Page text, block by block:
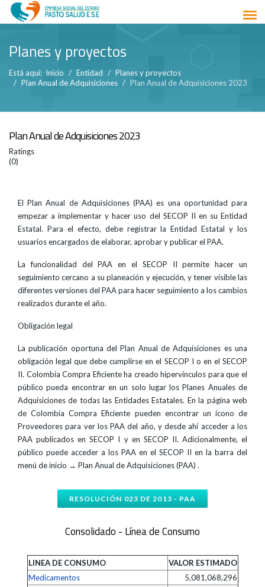
Planes y proyectos
Está aquí: Inicio Entidad
Planes y proyectos
Plan Anual de Adquisiciones
Plan Anual de Adquisiciones 2023
Plan Anual de Adquisiciones 2023
Ratings
(0)
El Plan Anual de Adquisiciones (PAA) es una oportunidad para
empezar a implementar y hacer uso del SECOP II en su Entidad
Estatal. Para el efecto, debe registrar la Entidad Estatal y los
usuarios encargados de elaborar, aprobar y publicar el PAA.
La funcionalidad del PAA en el SECOP II permite hacer un
seguimiento cercano a su planeación y ejecución, y tener visible las
diferentes versiones del PAA para hacer seguimiento a los cambios
realizados durante el año.
Obligación legal
La publicación oportuna del Plan Anual de Adquisiciones es una
obligación legal que debe cumplirse en el SECOP I o en el SECOP
II. Colombia Compra Eficiente ha creado hipervínculos para que el
público pueda encontrar en un solo lugar los Planes Anuales de
Adquisiciones de todas las Entidades Estatales. En la página web
de Colombia Compra Eficiente pueden encontrar un ícono de
Proveedores para ver los PAA del año, y desde ahí acceder a los
PAA publicados en SECOP I y en SECOP II. Adicionalmente, el
público puede acceder a los PAA en el SECOP II en la barra del
menú de inicio → Plan Anual de Adquisiciones (PAA) .
RESOLUCIÓN 023 DE 2013 - PAA
Consolidado - Línea de Consumo
LINEA DE CONSUMO
VALOR ESTIMADO
Medicamentos
5,081,068,296